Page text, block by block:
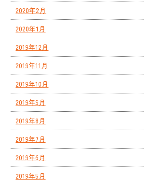
2020年2月
2020年1月
2019年12月
2019年11月
2019年10月
2019年9月
2019年8月
2019年7月
2019年6月
2019年5月